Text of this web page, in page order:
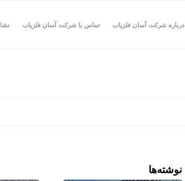
درباره شرکت آسان فلزیاب تماس با شرکت آسان فلزیاب
نوشته‌ها